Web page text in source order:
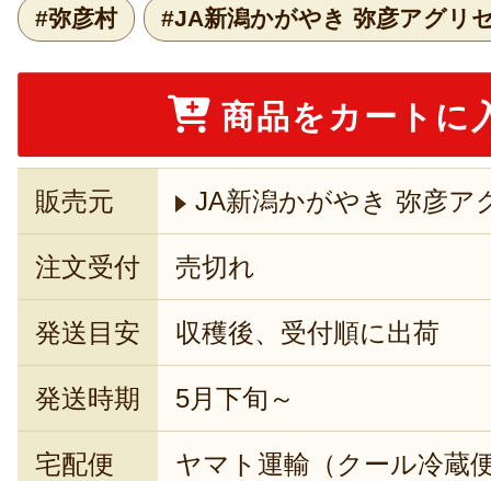
#弥彦村 #JA新潟かがやき 弥彦アグリ
商品をカートに
販売元 JA新潟かがやき 弥彦ア
注文受付 売切れ
発送目安 収穫後、受付順に出荷
発送時期 5月下旬～
宅配便 ヤマト運輸（クール冷蔵